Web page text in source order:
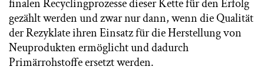
finalen Recyclingprozesse dieser Kette für den Erfolg
gezählt werden und zwar nur dann, wenn die Qualität
der Rezyklate ihren Einsatz für die Herstellung von
Neuprodukten ermöglicht und dadurch
Primärrohstoffe ersetzt werden.